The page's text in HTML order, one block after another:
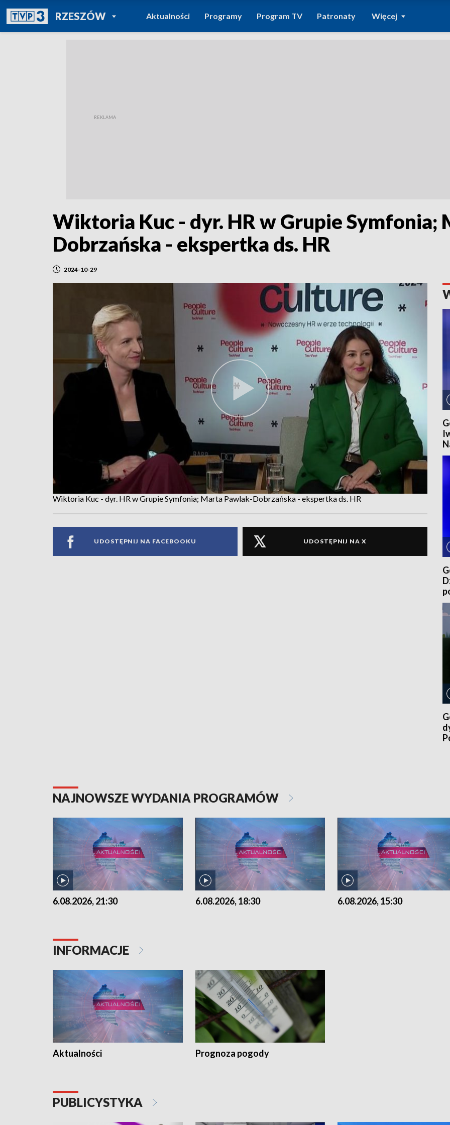
RZESZÓWPOWRÓT DO
TVP REGIONY
Aktualności Programy Program TV Patronaty Więcej
Wiktoria Kuc - dyr. HR w Grupie Symfonia;
Dobrzańska - ekspertka ds. HR
2024-10-29
Wiktoria Kuc - dyr. HR w Grupie Symfonia; Marta Pawlak-Dobrzańska - ekspertka ds. HR
UDOSTĘPNIJ NA FACEBOOKU UDOSTĘPNIJ NA X
NAJNOWSZE WYDANIA PROGRAMÓW
6.08.2026, 21:30 6.08.2026, 18:30 6.08.2026, 15:30
INFORMACJE
Aktualności Prognoza pogody
PUBLICYSTYKA